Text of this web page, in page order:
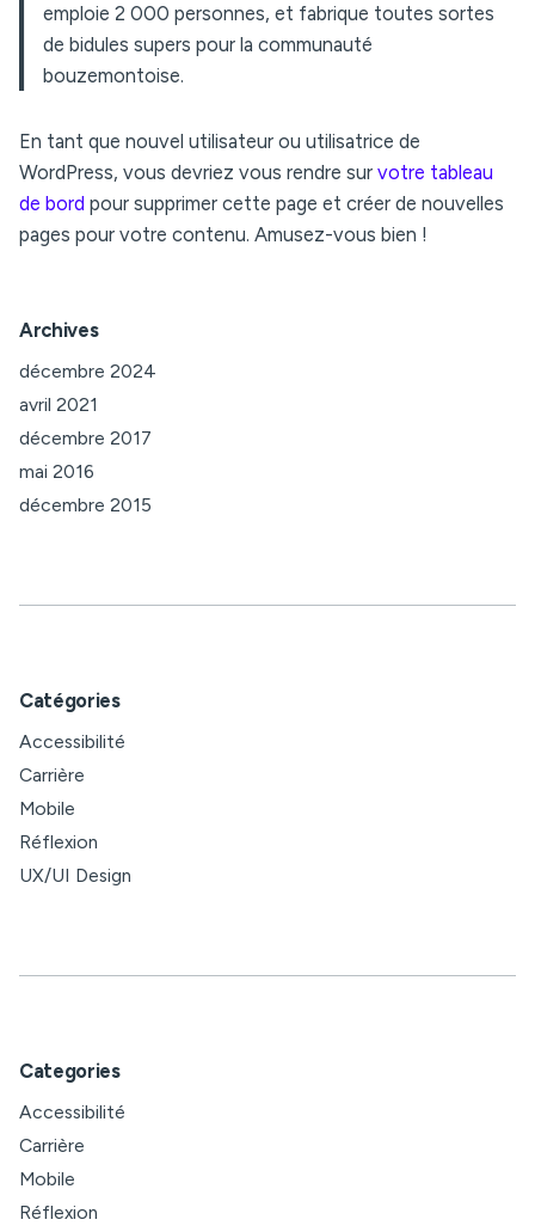
Archives
décembre 2024
avril 2021
décembre 2017
mai 2016
décembre 2015
Catégories
Accessibilité
Carrière
Mobile
Réflexion
UX/UI Design
Categories
Accessibilité
Carrière
Mobile
Réflexion
emploie 2 000 personnes, et fabrique toutes sortes
de bidules supers pour la communauté
bouzemontoise.
En tant que nouvel utilisateur ou utilisatrice de
WordPress, vous devriez vous rendre sur votre tableau
de bord pour supprimer cette page et créer de nouvelles
pages pour votre contenu. Amusez-vous bien !